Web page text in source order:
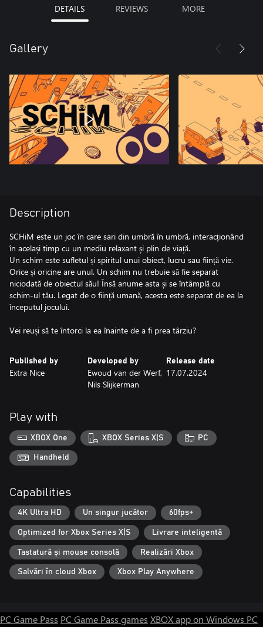
DETAILS REVIEWS MORE
Gallery
Description
SCHiM este un joc în care sari din umbră în umbră, interacționând
în același timp cu un mediu relaxant și plin de viață.
Un schim este sufletul și spiritul unui obiect, lucru sau ființă vie.
Orice și oricine are unul. Un schim nu trebuie să fie separat
niciodată de obiectul său! Însă anume asta și se întâmplă cu
schim-ul tău. Legat de o ființă umană, acesta este separat de ea la
începutul jocului.
Vei reuși să te întorci la ea înainte de a fi prea târziu?
Published by
Extra Nice
Developed by
Ewoud van der Werf,
Nils Slijkerman
Release date
17.07.2024
Play with
XBOX One XBOX Series X|S PC
Handheld
Capabilities
4K Ultra HD Un singur jucător 60fps+
Optimized for Xbox Series X|S Livrare inteligentă
Tastatură și mouse consolă Realizări Xbox
Salvări în cloud Xbox Xbox Play Anywhere
PC Game Pass PC Game Pass games XBOX app on Windows PC